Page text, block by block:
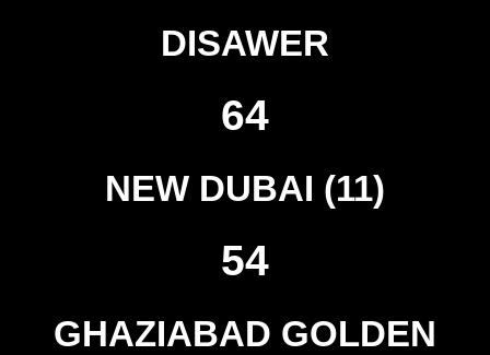
DISAWER
64
NEW DUBAI (11)
54
GHAZIABAD GOLDEN